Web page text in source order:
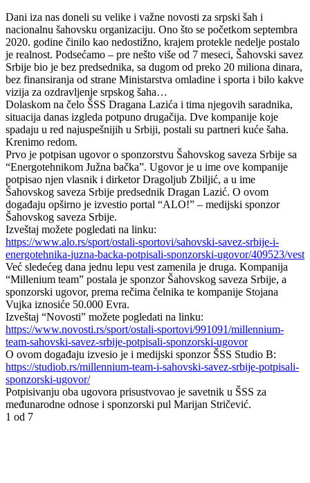
Dani iza nas doneli su velike i važne novosti za srpski šah i
nacionalnu šahovsku organizaciju. Ono što se početkom septembra
2020. godine činilo kao nedostižno, krajem protekle nedelje postalo
je realnost. Podsećamo – pre nešto više od 7 meseci, Šahovski savez
Srbije bio je bez predsednika, sa dugom od preko 20 miliona dinara,
bez finansiranja od strane Ministarstva omladine i sporta i bilo kakve
vizija za ozdravljenje srpskog šaha…
Dolaskom na čelo ŠSS Dragana Lazića i tima njegovih saradnika,
situacija danas izgleda potpuno drugačija. Dve kompanije koje
spadaju u red najuspešnijih u Srbiji, postali su partneri kuće šaha.
Krenimo redom.
Prvo je potpisan ugovor o sponzorstvu Šahovskog saveza Srbije sa
“Energotehnikom Južna bačka”. Ugovor je u ime ove kompanije
potpisao njen vlasnik i dirketor Dragoljub Zbiljić, a u ime
Šahovskog saveza Srbije predsednik Dragan Lazić. O ovom
događaju opširno je izvestio portal “ALO!” – medijski sponzor
Šahovskog saveza Srbije.
Izveštaj možete pogledati na linku:
https://www.alo.rs/sport/ostali-sportovi/sahovski-savez-srbije-i-
energotehnika-juzna-backa-potpisali-sponzorski-ugovor/409523/vest
Već sledećeg dana jednu lepu vest zamenila je druga. Kompanija
“Millenium team” postala je sponzor Šahovskog saveza Srbije, a
sponzorski ugovor, prema rečima čelnika te kompanije Stojana
Vujka iznosiće 50.000 Evra.
Izveštaj “Novosti” možete pogledati na linku:
https://www.novosti.rs/sport/ostali-sportovi/991091/millennium-
team-sahovski-savez-srbije-potpisali-sponzorski-ugovor
O ovom događaju izvesio je i medijski sponzor ŠSS Studio B:
https://studiob.rs/millennium-team-i-sahovski-savez-srbije-potpisali-
sponzorski-ugovor/
Potpisivanju oba ugovora prisustvovao je savetnik u ŠSS za
međunarodne odnose i sponzorski pul Marijan Stričević.
1 od 7